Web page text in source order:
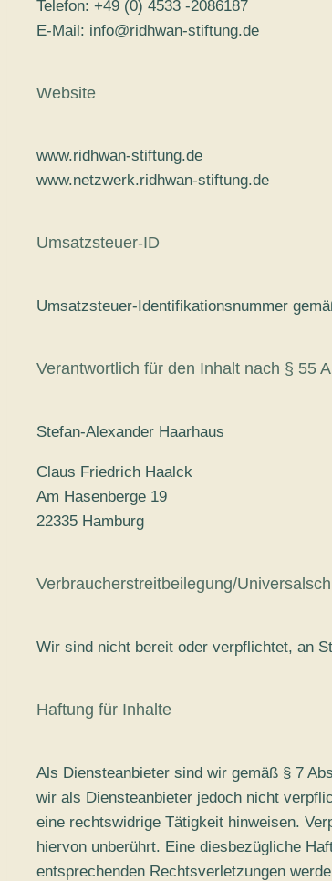
Telefon: +49 (0) 4533 -2086187
E-Mail: info@ridhwan-stiftung.de
Website
www.ridhwan-stiftung.de
www.netzwerk.ridhwan-stiftung.de
Umsatzsteuer-ID
Umsatzsteuer-Identifikationsnummer
Verantwortlich für den Inhalt nach § 55
Stefan-Alexander Haarhaus
Claus Friedrich Haalck
Am Hasenberge 19
22335 Hamburg
Verbraucherstreitbeilegung/
Wir sind nicht bereit oder verpflichtet, an
Haftung für Inhalte
Als Diensteanbieter sind wir gemäß § 7
wir als Diensteanbieter jedoch nicht
eine rechtswidrige Tätigkeit hinweisen.
hiervon unberührt. Eine diesbezügliche
entsprechenden Rechtsverletzungen